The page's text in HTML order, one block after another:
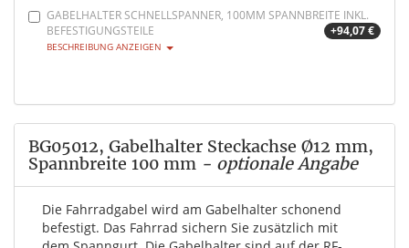
GABELHALTER SCHNELLSPANNER, 100MM SPANNBREITE INKL.
BEFESTIGUNGSTEILE
+94,07 €
BESCHREIBUNG ANZEIGEN
BG05012, Gabelhalter Steckachse Ø12 mm,
Spannbreite 100 mm - optionale Angabe
Die Fahrradgabel wird am Gabelhalter schonend
befestigt. Das Fahrrad sichern Sie zusätzlich mit